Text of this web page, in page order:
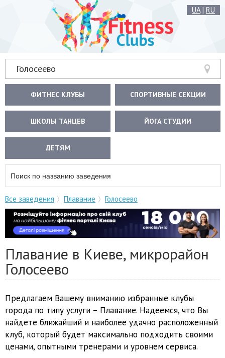
UA| RU
Голосеево
ФИТНЕС КЛУБЫ СПОРТИВНЫЕ СЕКЦИИ
ШКОЛЫ ТАНЦЕВ ЙОГА СТУДИИ
ДЕТЯМ
Все заведения Плавание Голосеево
Плавание в Киеве, микрорайон
Голосеево
Предлагаем Вашему вниманию избранные клубы
города по типу услуги – Плавание. Надеемся, что Вы
найдете ближайший и наиболее удачно расположенный
клуб, который будет максимально подходить своими
ценами, опытными тренерами и уровнем сервиса.